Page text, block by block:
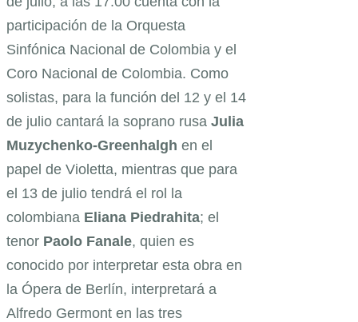
participación de la Orquesta
Sinfónica Nacional de Colombia y el
Coro Nacional de Colombia. Como
solistas, para la función del 12 y el 14
de julio cantará la soprano rusa Julia
Muzychenko-Greenhalgh en el
papel de Violetta, mientras que para
el 13 de julio tendrá el rol la
colombiana Eliana Piedrahita; el
tenor Paolo Fanale, quien es
conocido por interpretar esta obra en
la Ópera de Berlín, interpretará a
Alfredo Germont en las tres